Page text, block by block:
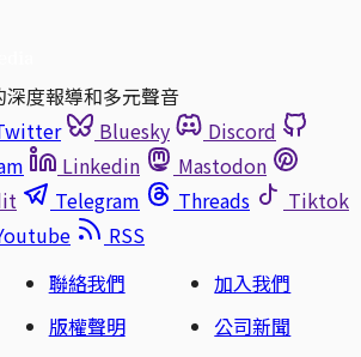
度報導和多元聲音
Bluesky
Discord
Linkedin
Mastodon
Telegram Threads
Tiktok
RSS
聯絡我們
加入我們
版權聲明
公司新聞